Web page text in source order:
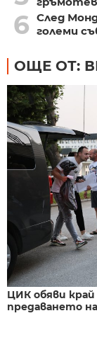
6 След
големи
ОЩЕ ОТ:
ЦИК обяви край
предаването